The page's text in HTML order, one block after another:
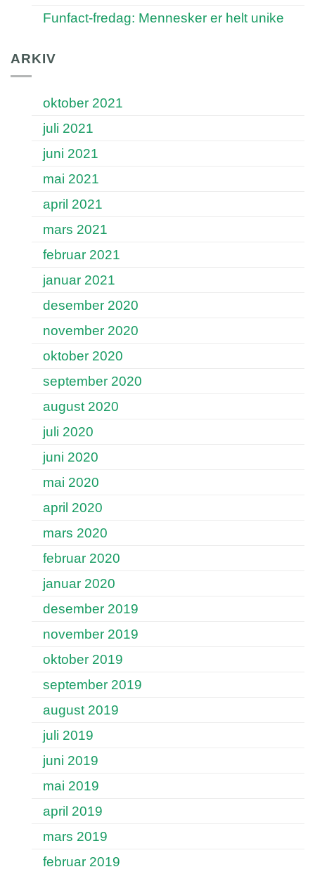
Funfact-fredag: Mennesker er helt unike
ARKIV
oktober 2021
juli 2021
juni 2021
mai 2021
april 2021
mars 2021
februar 2021
januar 2021
desember 2020
november 2020
oktober 2020
september 2020
august 2020
juli 2020
juni 2020
mai 2020
april 2020
mars 2020
februar 2020
januar 2020
desember 2019
november 2019
oktober 2019
september 2019
august 2019
juli 2019
juni 2019
mai 2019
april 2019
mars 2019
februar 2019